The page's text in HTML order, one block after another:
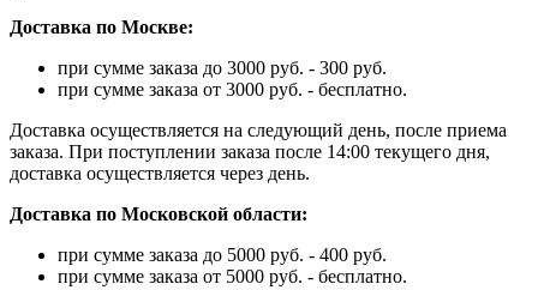
Доставка по Москве:
при сумме заказа до 3000 руб. - 300 руб.
при сумме заказа от 3000 руб. - бесплатно.
Доставка осуществляется на следующий день, после приема
заказа. При поступлении заказа после 14:00 текущего дня,
доставка осуществляется через день.
Доставка по Московской области:
при сумме заказа до 5000 руб. - 400 руб.
при сумме заказа от 5000 руб. - бесплатно.